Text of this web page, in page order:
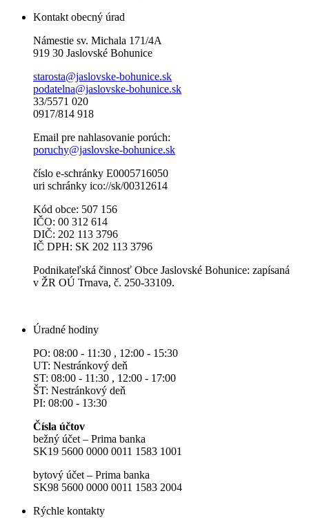
Kontakt obecný úrad
Námestie sv. Michala 171/4A
919 30 Jaslovské Bohunice
starosta@jaslovske-bohunice.sk
podatelna@jaslovske-bohunice.sk
33/5571 020
0917/814 918
Email pre nahlasovanie porúch:
poruchy@jaslovske-bohunice.sk
číslo e-schránky E0005716050
uri schránky ico://sk/00312614
Kód obce: 507 156
IČO: 00 312 614
DIČ: 202 113 3796
IČ DPH: SK 202 113 3796
Podnikateľská činnosť Obce Jaslovské Bohunice: zapísaná
v ŽR OÚ Trnava, č. 250-33109.
Úradné hodiny
PO: 08:00 - 11:30 , 12:00 - 15:30
UT: Nestránkový deň
ST: 08:00 - 11:30 , 12:00 - 17:00
ŠT: Nestránkový deň
PI: 08:00 - 13:30
Čísla účtov
bežný účet – Prima banka
SK19 5600 0000 0011 1583 1001
bytový účet – Prima banka
SK98 5600 0000 0011 1583 2004
Rýchle kontakty